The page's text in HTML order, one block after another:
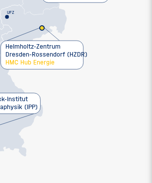
UFZ
Helmholtz-Zentrum
Dresden-Rossendorf (HZDR)
HMC Hub Energie
Institut
(IPP)